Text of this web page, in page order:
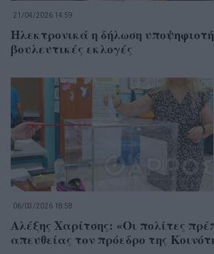
21/04/2026 14:59
Ηλεκτρονικά η δήλωση
βουλευτικές εκλογές
06/03/2026 18:58
Αλέξης Χαρίτσης: «Οι πολίτες
απευθείας τον πρόεδρο της